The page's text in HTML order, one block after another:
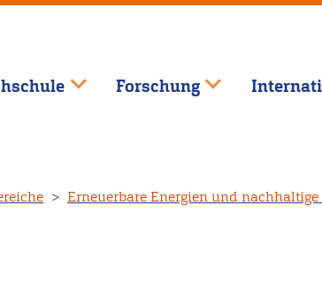
Forschung
Erneuerbare Energien und